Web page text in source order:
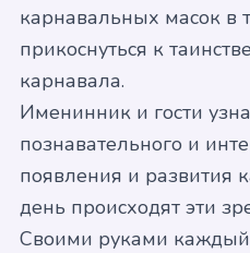
карнавальных масок в
прикоснуться к
карнавала.
Именинник и гости
познавательного и
появления и развития
день происходят эти
Своими руками каждый